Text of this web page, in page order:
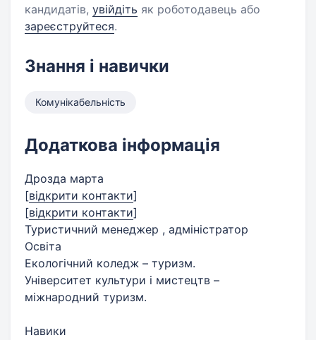
кандидатів, увійдіть як роботодавець або
зареєструйтеся.
Знання і навички
Комунікабельність
Додаткова інформація
Дрозда марта
[відкрити контакти]
[відкрити контакти]
Туристичний менеджер , адміністратор
Освіта
Екологічний коледж – туризм.
Університет культури і мистецтв –
міжнародний туризм.
Навики